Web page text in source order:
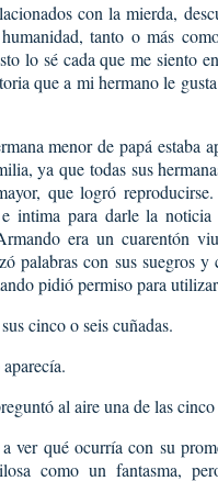
con la mierda,
tanto o más
lo sé cada que me siento
que a mi hermano le
menor de papá estaba
ya que todas sus
que logró
intima para darle la
era un cuarentón
palabras con sus suegros y
pidió permiso para
cinco o seis cuñadas.
al aire una de las
ver qué ocurría con su
como un fantasma,